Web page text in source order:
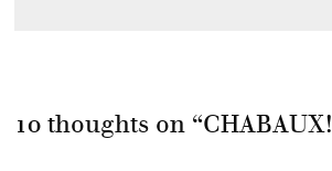
10 thoughts on “CHABAUX!